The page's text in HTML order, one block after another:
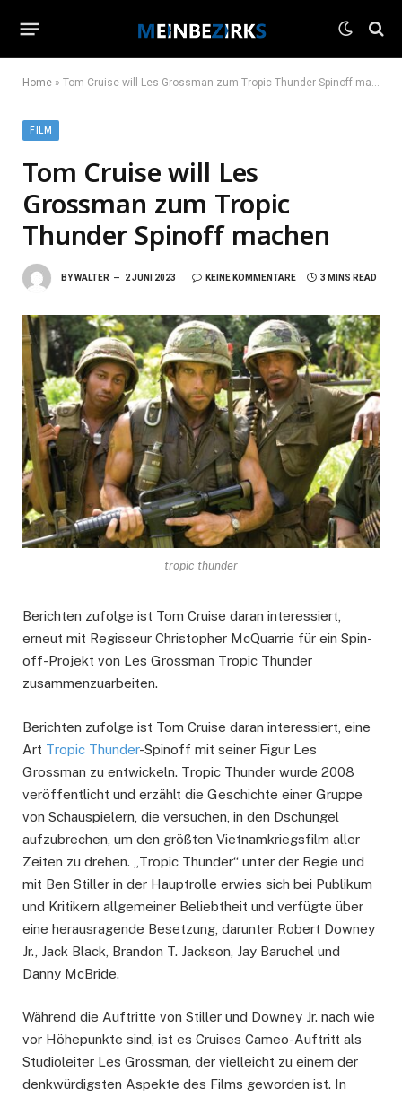
Home » Tom Cruise will Les Grossman zum Tropic Thunder Spinoff machen
FILM
Tom Cruise will Les
Grossman zum Tropic
Thunder Spinoff machen
BYWALTER 2 JUNI 2023 KEINE KOMMENTARE 3 MINS READ
tropic thunder
Berichten zufolge ist Tom Cruise daran interessiert,
erneut mit Regisseur Christopher McQuarrie für ein Spin-
off-Projekt von Les Grossman Tropic Thunder
zusammenzuarbeiten.
Berichten zufolge ist Tom Cruise daran interessiert, eine
Art Tropic Thunder-Spinoff mit seiner Figur Les
Grossman zu entwickeln. Tropic Thunder wurde 2008
veröffentlicht und erzählt die Geschichte einer Gruppe
von Schauspielern, die versuchen, in den Dschungel
aufzubrechen, um den größten Vietnamkriegsfilm aller
Zeiten zu drehen. „Tropic Thunder“ unter der Regie und
mit Ben Stiller in der Hauptrolle erwies sich bei Publikum
und Kritikern allgemeiner Beliebtheit und verfügte über
eine herausragende Besetzung, darunter Robert Downey
Jr., Jack Black, Brandon T. Jackson, Jay Baruchel und
Danny McBride.
Während die Auftritte von Stiller und Downey Jr. nach wie
vor Höhepunkte sind, ist es Cruises Cameo-Auftritt als
Studioleiter Les Grossman, der vielleicht zu einem der
denkwürdigsten Aspekte des Films geworden ist. In